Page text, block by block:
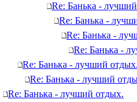
Re: Банька -
Re: Банька -
Re: Банька -
Re: Банька -
Re: Банька - лучший
Re: Банька - лучший
Re: Банька - лучший отдых.